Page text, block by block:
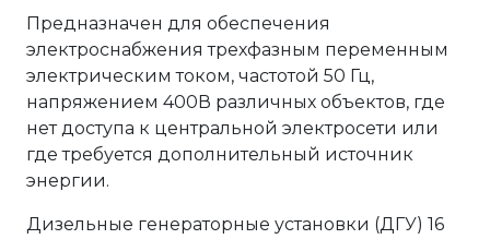
Предназначен для обеспечения
электроснабжения трехфазным переменным
электрическим током, частотой 50 Гц,
напряжением 400В различных объектов, где
нет доступа к центральной электросети или
где требуется дополнительный источник
энергии.
Дизельные генераторные установки (ДГУ) 16